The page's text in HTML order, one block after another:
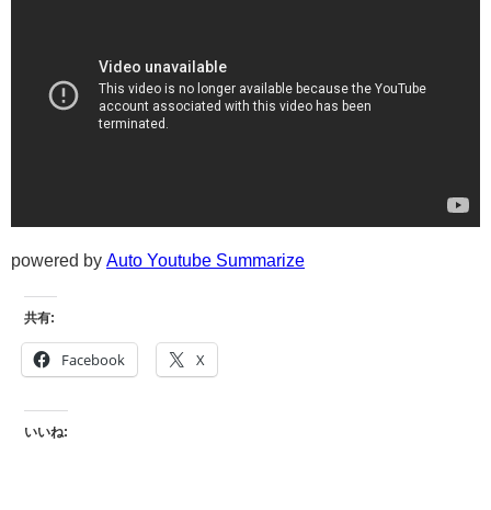
powered by Auto Youtube Summarize
共有:
Facebook X
いいね: